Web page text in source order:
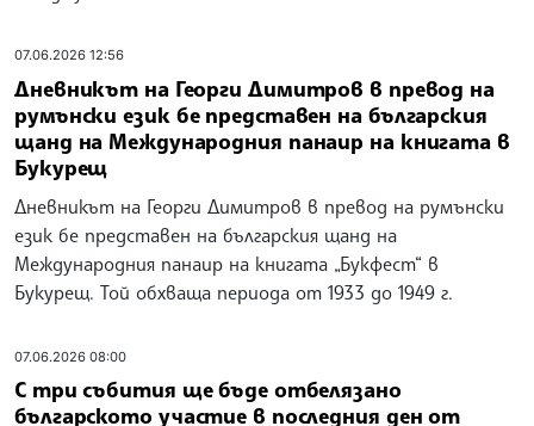
писател, литературен критик, университетски
преподавател и преводач на Мирча Картареску на
български език Иван Станков в интервю за
румънското списание
11.06.2026 16:40
Българската и румънската литература са
във възход, оживени от ново самочувствие,
каза Георги Господинов в интервю за
румънско списание
За мен и за моето поколение румънската поезия беше
едно от четивата, които ни дадоха смелост и
увереност, коментира Георги Господинов в интервю за